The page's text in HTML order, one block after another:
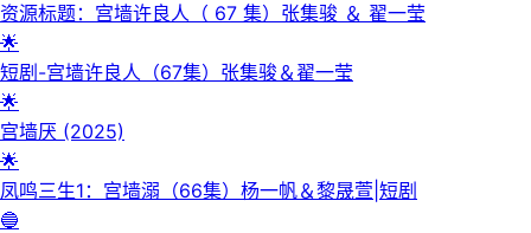
资源标题：宫墙许良人（ 67 集）张集骏 ＆ 翟一莹
🌟
短剧-宫墙许良人（67集）张集骏＆翟一莹
🌟
宫墙厌 (2025)
🌟
凤鸣三生1：宫墙溺（66集）杨一帆＆黎晟萱|短剧
🔵